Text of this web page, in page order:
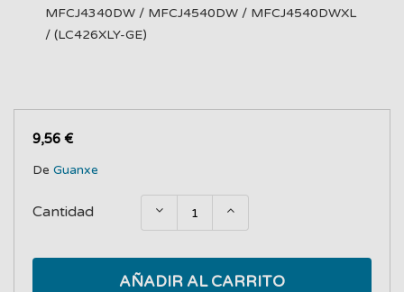
MFCJ4340DW / MFCJ4540DW / MFCJ4540DWXL
/ (LC426XLY-GE)
9,56 €
De Guanxe
Cantidad
AÑADIR AL CARRITO